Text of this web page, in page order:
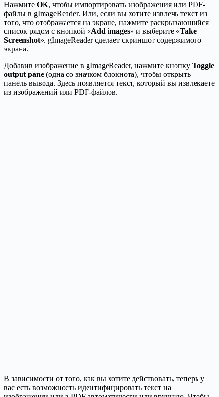
Нажмите ОК, чтобы импортировать изображения или PDF-
файлы в gImageReader. Или, если вы хотите извлечь текст из
того, что отображается на экране, нажмите раскрывающийся
список рядом с кнопкой «Add images» и выберите «Take
Screenshot». gImageReader сделает скриншот содержимого
экрана.
Добавив изображение в gImageReader, нажмите кнопку Toggle
output pane (одна со значком блокнота), чтобы открыть
панель вывода. Здесь появляется текст, который вы извлекаете
из изображений или PDF-файлов.
В зависимости от того, как вы хотите действовать, теперь у
вас есть возможность идентифицировать текст на